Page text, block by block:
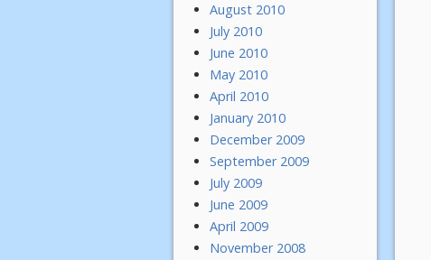
August 2010
July 2010
June 2010
May 2010
April 2010
January 2010
December 2009
September 2009
July 2009
June 2009
April 2009
November 2008